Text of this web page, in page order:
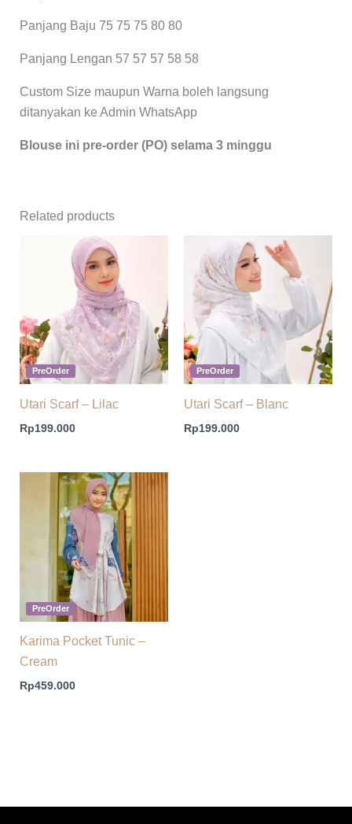
Panjang Baju 75 75 75 80 80
Panjang Lengan 57 57 57 58 58
Custom Size maupun Warna boleh langsung
ditanyakan ke Admin WhatsApp
Blouse ini pre-order (PO) selama 3 minggu
Related products
PreOrder
Utari Scarf – Lilac
Rp199.000
PreOrder
Utari Scarf – Blanc
Rp199.000
PreOrder
Karima Pocket Tunic –
Cream
Rp459.000